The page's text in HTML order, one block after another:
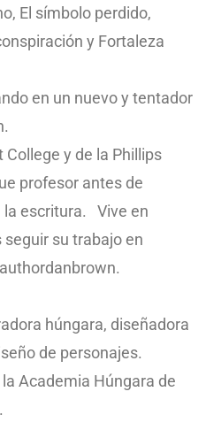
El símbolo perdido,
y Fortaleza
en un nuevo y tentador
y de la Phillips
profesor antes de
la escritura. Vive en
su trabajo en
húngara, diseñadora
de personajes.
Academia Húngara de